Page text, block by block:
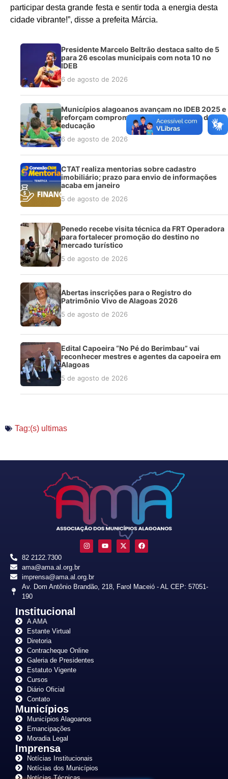
participar desta grande festa e sentir toda a energia desta
cidade vibrante!”, disse a prefeita Márcia.
Presidente Marcelo Beltrão destaca salto de 5
para 26 escolas municipais com nota 10 no
IDEB
6 de agosto de 2026
Municípios alagoanos avançam no IDEB 2025 e
reforçam compromisso com a qualidade da
educação
6 de agosto de 2026
CTAT realiza mentorias sobre cadastro
imobiliário; prazo para envio de informações
acaba em janeiro
5 de agosto de 2026
Penedo recebe visita técnica da FRT Operadora
para fortalecer promoção do destino no
mercado turístico
5 de agosto de 2026
Abertas inscrições para o Registro do
Patrimônio Vivo de Alagoas 2026
5 de agosto de 2026
Edital Capoeira “No Pé do Berimbau” vai
reconhecer mestres e agentes da capoeira em
Alagoas
5 de agosto de 2026
Tag:(s) ultimas
82 2122.7300
ama@ama.al.org.br
imprensa@ama.al.org.br
Av. Dom Antônio Brandão, 218, Farol Maceió - AL CEP: 57051-
190
Institucional
A AMA
Estante Virtual
Diretoria
Contracheque Online
Galeria de Presidentes
Estatuto Vigente
Cursos
Diário Oficial
Contato
Municípios
Municípios Alagoanos
Emancipações
Moradia Legal
Imprensa
Notícias Institucionais
Notícias dos Municípios